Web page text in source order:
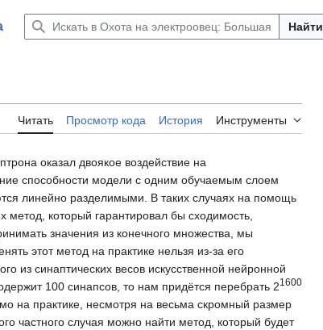
Найти
Читать Просмотр кода История Инструменты
оказал двоякое воздействие на
способности модели с одним обучаемым слоем
линейно разделимыми. В таких случаях на помощь
метод, который гарантировал бы сходимость,
значения из конечного множества, мы
этот метод на практике нельзя из-за его
из синаптических весов искусственной нейронной
100 синапсов, то нам придётся перебрать 21600
на практике, несмотря на весьма скромный размер
частного случая можно найти метод, который будет